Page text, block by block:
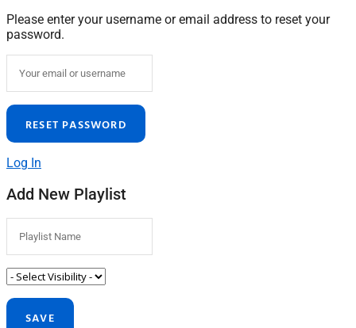
Please enter your username or email address to reset your
password.
Log In
Add New Playlist